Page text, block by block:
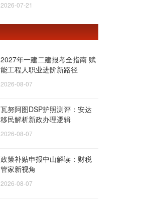
2026-07-21
2027年一建二建报考全指南 赋
能工程人职业进阶新路径
2026-08-07
瓦努阿图DSP护照测评：安达
移民解析新政办理逻辑
2026-08-07
政策补贴申报中山解读：财税
管家新视角
2026-08-07